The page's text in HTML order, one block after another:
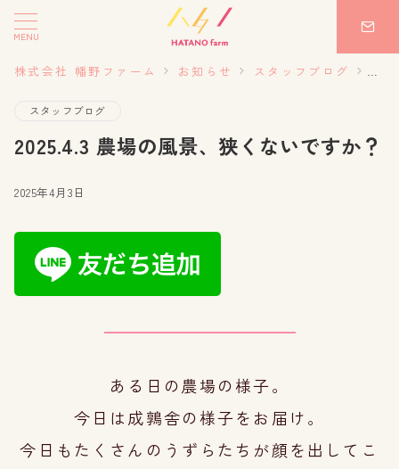
MENU
株式会社 幡野ファーム お知らせ スタッフブログ
スタッフブログ
2025.4.3 農場の風景、狭くないですか？
2025年4月3日
ある日の農場の様子。
今日は成鶉舎の様子をお届け。
今日もたくさんのうずらたちが顔を出してこ